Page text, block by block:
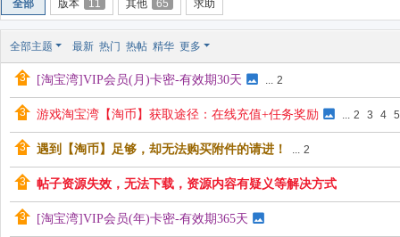
全部 版本 11 其他 65 求助
全部主题 最新 热门 热帖 精华 更多
[淘宝湾]VIP会员(月)卡密-有效期30天 ... 2
游戏淘宝湾【淘币】获取途径：在线充值+任务奖励 ... 2 3 4 5
遇到【淘币】足够，却无法购买附件的请进！ ... 2
帖子资源失效，无法下载，资源内容有疑义等解决方式
[淘宝湾]VIP会员(年)卡密-有效期365天